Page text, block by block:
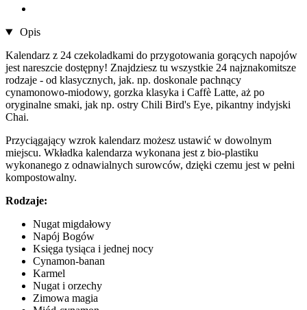
Opis
Kalendarz z 24 czekoladkami do przygotowania gorących napojów
jest nareszcie dostępny! Znajdziesz tu wszystkie 24 najznakomitsze
rodzaje - od klasycznych, jak. np. doskonale pachnący
cynamonowo-miodowy, gorzka klasyka i Caffè Latte, aż po
oryginalne smaki, jak np. ostry Chili Bird's Eye, pikantny indyjski
Chai.
Przyciągający wzrok kalendarz możesz ustawić w dowolnym
miejscu. Wkładka kalendarza wykonana jest z bio-plastiku
wykonanego z odnawialnych surowców, dzięki czemu jest w pełni
kompostowalny.
Rodzaje:
Nugat migdałowy
Napój Bogów
Księga tysiąca i jednej nocy
Cynamon-banan
Karmel
Nugat i orzechy
Zimowa magia